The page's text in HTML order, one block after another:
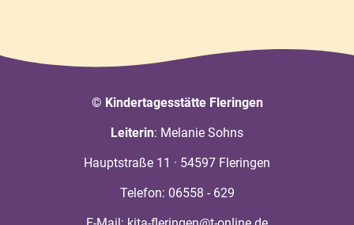
© Kindertagesstätte Fleringen
Leiterin: Melanie Sohns
Hauptstraße 11 · 54597 Fleringen
Telefon: 06558 - 629